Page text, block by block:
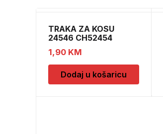
TRAKA ZA KOSU
24546 CH52454
1,90 KM
Dodaj u košaricu